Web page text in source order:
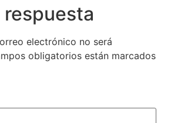
respuesta
electrónico no será
obligatorios están marcados